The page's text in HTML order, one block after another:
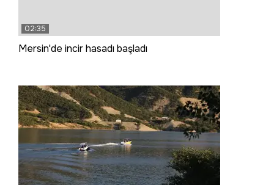
02:35
Mersin'de incir hasadı başladı